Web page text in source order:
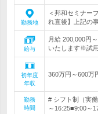
勤務地
＜邦和セミナー
れ直後】上記の
給与
月給 200,000円
いたします※試
初年度
年収
360万円～600万
勤務
時間
# シフト制（実
～16:25■9:00～